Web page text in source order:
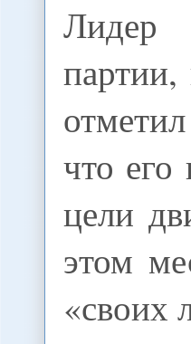
Лидер
что его
цели
этом
«своих